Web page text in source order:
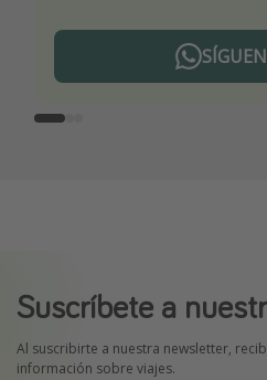
Suscríbete a
Al suscribirte a nuestra newsletter,
información sobre viajes.